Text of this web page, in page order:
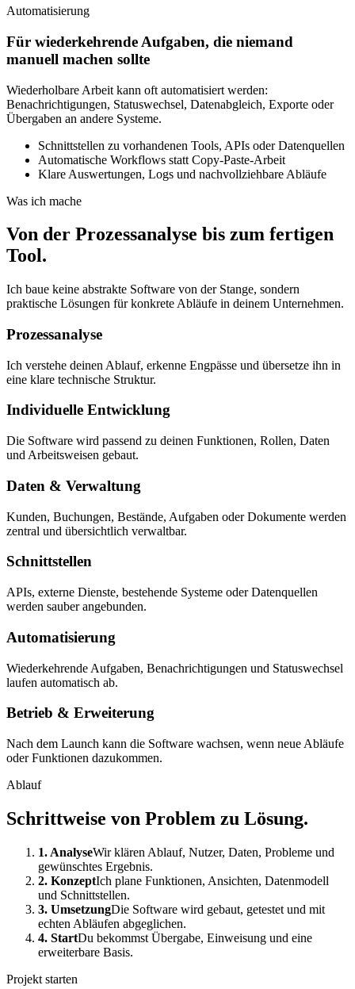
Automatisierung
Für wiederkehrende Aufgaben, die niemand
manuell machen sollte
Wiederholbare Arbeit kann oft automatisiert werden:
Benachrichtigungen, Statuswechsel, Datenabgleich, Exporte oder
Übergaben an andere Systeme.
Schnittstellen zu vorhandenen Tools, APIs oder Datenquellen
Automatische Workflows statt Copy-Paste-Arbeit
Klare Auswertungen, Logs und nachvollziehbare Abläufe
Was ich mache
Von der Prozessanalyse bis zum fertigen
Tool.
Ich baue keine abstrakte Software von der Stange, sondern
praktische Lösungen für konkrete Abläufe in deinem Unternehmen.
Prozessanalyse
Ich verstehe deinen Ablauf, erkenne Engpässe und übersetze ihn in
eine klare technische Struktur.
Individuelle Entwicklung
Die Software wird passend zu deinen Funktionen, Rollen, Daten
und Arbeitsweisen gebaut.
Daten & Verwaltung
Kunden, Buchungen, Bestände, Aufgaben oder Dokumente werden
zentral und übersichtlich verwaltbar.
Schnittstellen
APIs, externe Dienste, bestehende Systeme oder Datenquellen
werden sauber angebunden.
Automatisierung
Wiederkehrende Aufgaben, Benachrichtigungen und Statuswechsel
laufen automatisch ab.
Betrieb & Erweiterung
Nach dem Launch kann die Software wachsen, wenn neue Abläufe
oder Funktionen dazukommen.
Ablauf
Schrittweise von Problem zu Lösung.
1. AnalyseWir klären Ablauf, Nutzer, Daten, Probleme und
gewünschtes Ergebnis.
2. KonzeptIch plane Funktionen, Ansichten, Datenmodell
und Schnittstellen.
3. UmsetzungDie Software wird gebaut, getestet und mit
echten Abläufen abgeglichen.
4. StartDu bekommst Übergabe, Einweisung und eine
erweiterbare Basis.
Projekt starten